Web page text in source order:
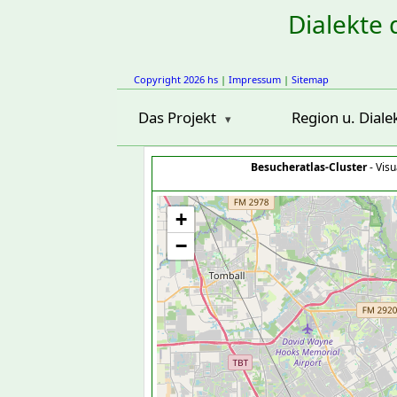
Dialekte
Copyright 2026 hs | Impressum | Sitemap
Das Projekt Region u.
Besucheratlas-Cluster-
+
−